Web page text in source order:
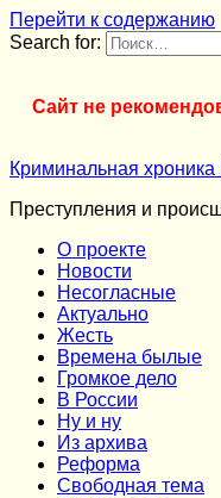
Перейти к содержанию
Search for:
Сайт не
Криминальная
Преступления и
О проекте
Новости
Несогласные
Актуально
Жесть
Времена былые
Громкое дело
В России
Ну и ну
Из архива
Реформа
Cвободная тема